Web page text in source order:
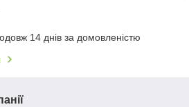
14 днів за домовленістю